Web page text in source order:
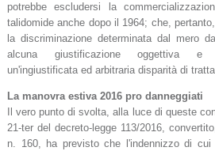
potrebbe escludersi la
talidomide anche dopo il 1964; che,
la discriminazione determinata dal mero
alcuna giustificazione oggettiva e
un'ingiustificata ed arbitraria disparità di
La manovra estiva 2016 pro danneggiati
Il vero punto di svolta, alla luce di queste
21-ter del decreto-legge 113/2016,
n. 160, ha previsto che l'indennizzo di